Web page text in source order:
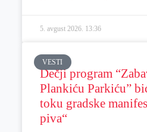
5. avgust 2026. 13:36
VESTI
Dečji program
Plankiću Parkiću”
toku gradske
piva“